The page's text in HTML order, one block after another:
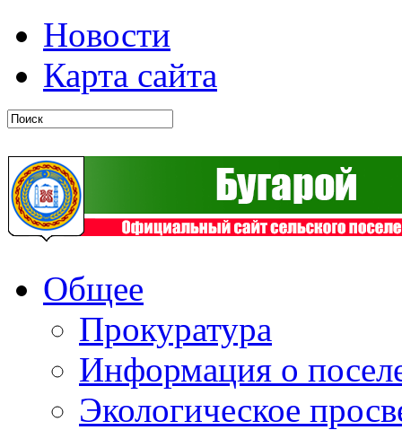
Новости
Карта сайта
Общее
Прокуратура
Информация о
Экологическое